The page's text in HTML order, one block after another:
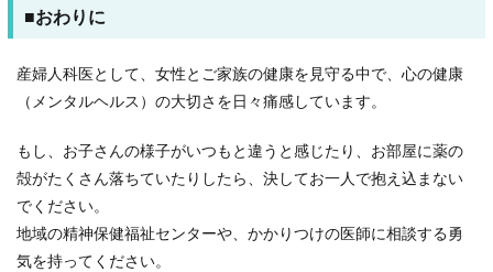
■おわりに
産婦人科医として、女性とご家族の健康を見守る中で、心の健康
（メンタルヘルス）の大切さを日々痛感しています。
もし、お子さんの様子がいつもと違うと感じたり、お部屋に薬の
殻がたくさん落ちていたりしたら、決してお一人で抱え込まない
でください。
地域の精神保健福祉センターや、かかりつけの医師に相談する勇
気を持ってください。